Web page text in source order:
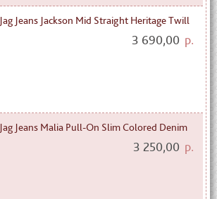
Jag Jeans Jackson Mid Straight Heritage Twill
3 690,00 р.
Jag Jeans Malia Pull-On Slim Colored Denim
3 250,00 р.